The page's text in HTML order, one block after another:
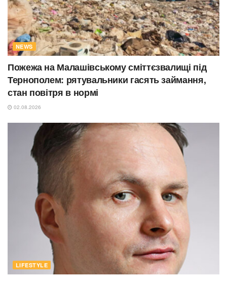
NEWS
Пожежа на Малашівському сміттєзвалищі під
Тернополем: рятувальники гасять займання,
стан повітря в нормі
02.08.2026
LIFESTYLE